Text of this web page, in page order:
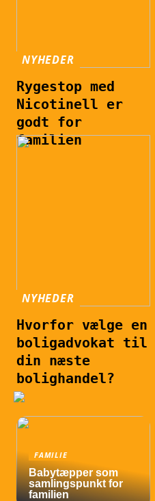
NYHEDER
Rygestop med
Nicotinell er
godt for
familien
NYHEDER
Hvorfor vælge en
boligadvokat til
din næste
bolighandel?
FAMILIE
Babytæpper som
samlingspunkt for
familien